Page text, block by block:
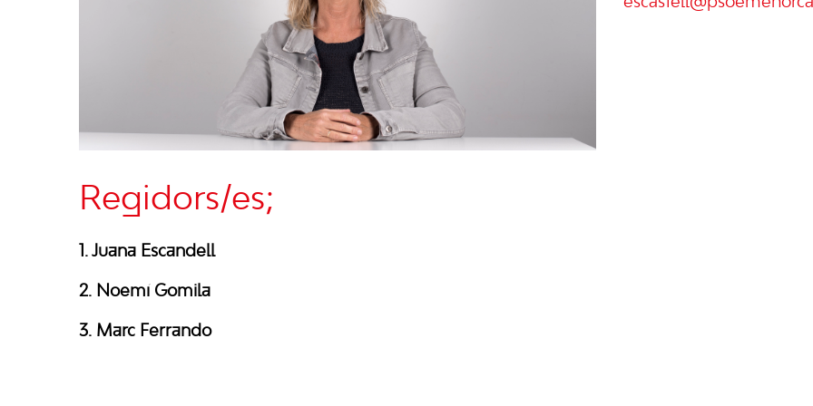
Regidors/es;
1. Juana Escandell
2. Noemí Gomila
3. Marc Ferrando